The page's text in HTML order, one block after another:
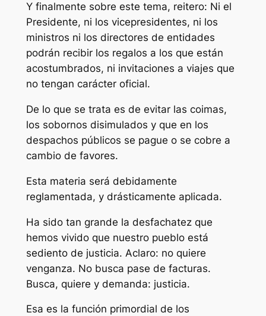
Y finalmente sobre este tema, reitero: Ni el
Presidente, ni los vicepresidentes, ni los
ministros ni los directores de entidades
podrán recibir los regalos a los que están
acostumbrados, ni invitaciones a viajes que
no tengan carácter oficial.
De lo que se trata es de evitar las coimas,
los sobornos disimulados y que en los
despachos públicos se pague o se cobre a
cambio de favores.
Esta materia será debidamente
reglamentada, y drásticamente aplicada.
Ha sido tan grande la desfachatez que
hemos vivido que nuestro pueblo está
sediento de justicia. Aclaro: no quiere
venganza. No busca pase de facturas.
Busca, quiere y demanda: justicia.
Esa es la función primordial de los